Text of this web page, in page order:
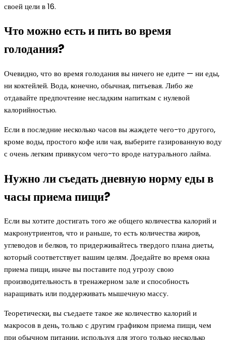
своей цели в 16.
Что можно есть и пить во время
голодания?
Очевидно, что во время голодания вы ничего не едите — ни еды,
ни коктейлей. Вода, конечно, обычная, питьевая. Либо же
отдавайте предпочтение несладким напиткам с нулевой
калорийностью.
Если в последние несколько часов вы жаждете чего-то другого,
кроме воды, простого кофе или чая, выберите газированную воду
с очень легким привкусом чего-то вроде натурального лайма.
Нужно ли съедать дневную норму еды в
часы приема пищи?
Если вы хотите достигать того же общего количества калорий и
макронутриентов, что и раньше, то есть количества жиров,
углеводов и белков, то придерживайтесь твердого плана диеты,
который соответствует вашим целям. Доедайте во время окна
приема пищи, иначе вы поставите под угрозу свою
производительность в тренажерном зале и способность
наращивать или поддерживать мышечную массу.
Теоретически, вы съедаете такое же количество калорий и
макросов в день, только с другим графиком приема пищи, чем
при обычном питании, используя для этого только несколько